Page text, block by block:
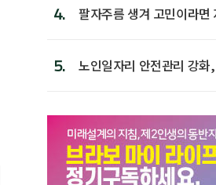
4. 팔자주름 생겨 고민이라면
5.
노인일자리 안전관리 강